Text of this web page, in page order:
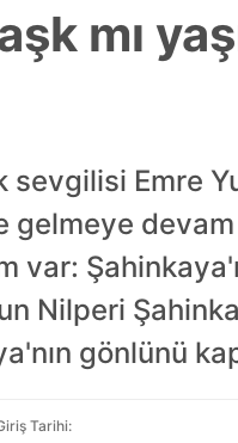
mı
Emre
gelmeye
Nilperi
gönlünü
Tarihi: